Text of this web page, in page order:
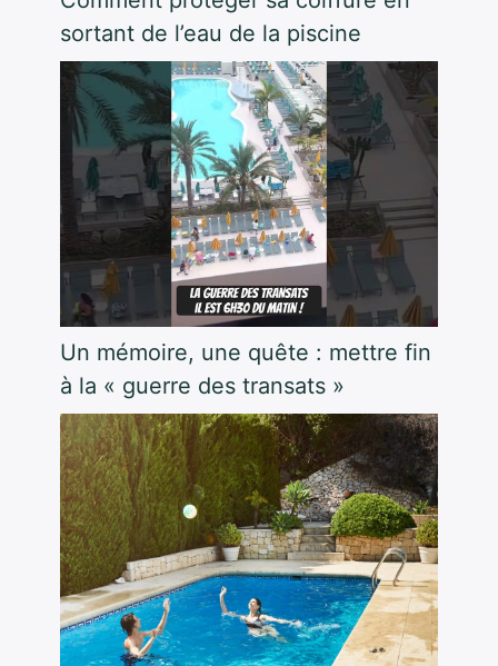
sortant de l’eau de la piscine
Un mémoire, une quête : mettre fin
à la « guerre des transats »